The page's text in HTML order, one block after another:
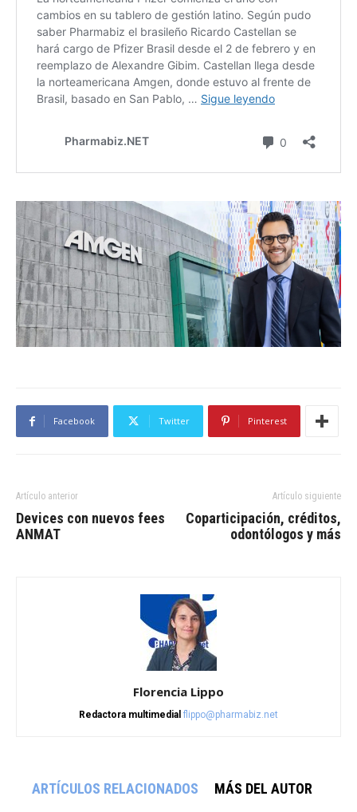
Facebook Twitter Pinterest
Artículo anterior
Devices con nuevos fees
ANMAT
Artículo siguiente
Coparticipación, créditos,
odontólogos y más
Florencia Lippo
Redactora multimedial flippo@pharmabiz.net
ARTÍCULOS RELACIONADOS MÁS DEL AUTOR